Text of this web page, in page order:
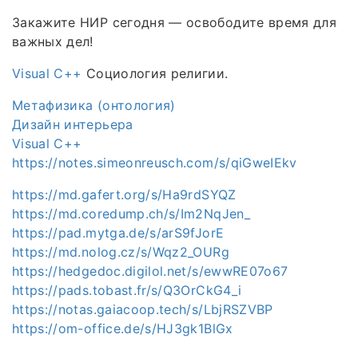
Закажите НИР сегодня — освободите время для
важных дел!
Visual C++ Социология религии.
Метафизика (онтология)
Дизайн интерьера
Visual C++
https://notes.simeonreusch.com/s/qiGweIEkv
https://md.gafert.org/s/Ha9rdSYQZ
https://md.coredump.ch/s/Im2NqJen_
https://pad.mytga.de/s/arS9fJorE
https://md.nolog.cz/s/Wqz2_OURg
https://hedgedoc.digilol.net/s/ewwRE07o67
https://pads.tobast.fr/s/Q3OrCkG4_i
https://notas.gaiacoop.tech/s/LbjRSZVBP
https://om-office.de/s/HJ3gk1BlGx